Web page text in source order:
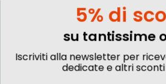
Chiamaci
5% di
su tantissime
Iscriviti alla newsletter per
dedicate e altri sconti